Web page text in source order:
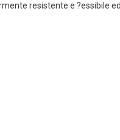
resistente e ?essibile